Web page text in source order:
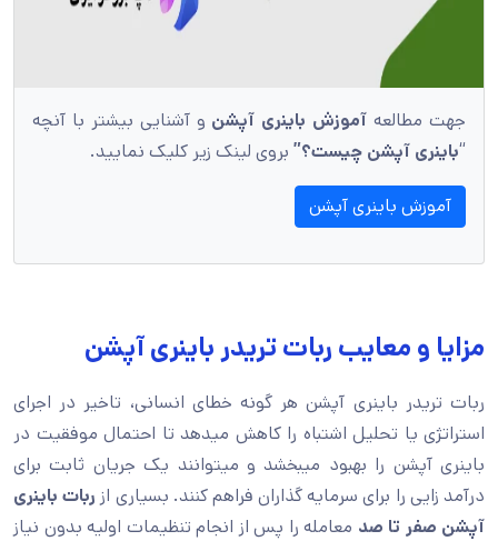
جهت مطالعه آموزش باینری آپشن و آشنایی بیشتر با آنچه
“باینری آپشن چیست؟” بروی لینک زیر کلیک نمایید.
آموزش باینری آپشن
مزایا و معایب ربات تریدر باینری آپشن
ربات تریدر باینری آپشن هر گونه خطای انسانی، تاخیر در اجرای
استراتژی یا تحلیل اشتباه را کاهش میدهد تا احتمال موفقیت در
باینری آپشن را بهبود میبخشد و میتوانند یک جریان ثابت برای
درآمد زایی را برای سرمایه گذاران فراهم کنند. بسیاری از ربات باینری
آپشن صفر تا صد معامله را پس از انجام تنظیمات اولیه بدون نیاز